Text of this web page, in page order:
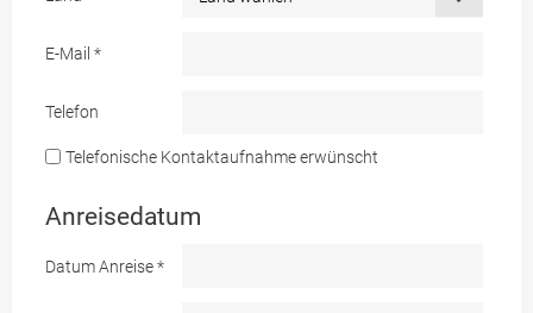
E-Mail *
Telefon
Telefonische Kontaktaufnahme erwünscht
Anreisedatum
Datum Anreise*